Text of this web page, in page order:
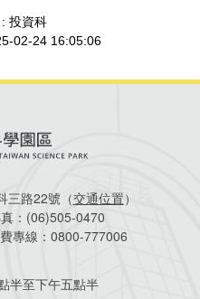
三路22號（交通位置）
： (06)505-0470
專線： 0800-777006
半至下午五點半